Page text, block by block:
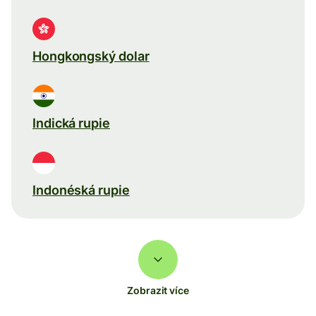
Hongkongský dolar
Indická rupie
Indonéská rupie
Zobrazit více